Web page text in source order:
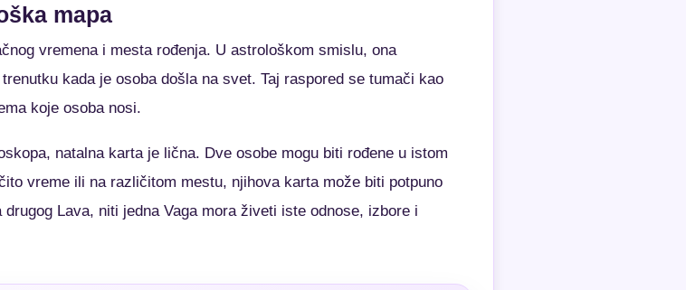
mapa
vremena i mesta rođenja. U astrološkom smislu, ona
kada je osoba došla na svet. Taj raspored se tumači kao
koje osoba nosi.
natalna karta je lična. Dve osobe mogu biti rođene u istom
vreme ili na različitom mestu, njihova karta može biti potpuno
Lava, niti jedna Vaga mora živeti iste odnose, izbore i